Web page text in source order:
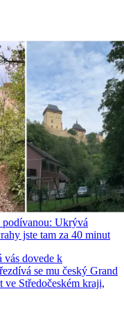
podívanou: Ukrývá
jste tam za 40 minut
vás dovede k
se mu český Grand
ve Středočeském kraji,